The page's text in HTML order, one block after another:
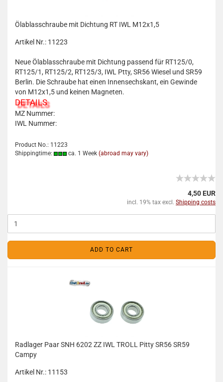
Ölablasschraube mit Dichtung RT IWL M12x1,5
Artikel Nr.: 11223
Neue Ölablasschraube mit Dichtung passend für RT125/0,
RT125/1, RT125/2, RT125/3, IWL Ptty, SR56 Wiesel und SR59
Berlin. Die Schraube hat einen Innensechskant, ein Gewinde
von M12x1,5 und keinen Magneten.
DETAILS
MZ Nummer:
IWL Nummer:
Product No.: 11223
Shippingtime:
ca. 1 Week (abroad may vary)
4,50 EUR
incl. 19% tax excl. Shipping costs
ADD TO CART
Radlager Paar SNH 6202 ZZ IWL TROLL Pitty SR56 SR59
Campy
Artikel Nr.: 11153